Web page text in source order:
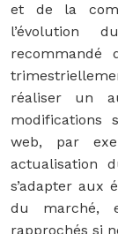
et de la
l’évolution
réaliser un
modifications
web, par
actualisation
s’adapter aux
du marché,
rapprochés si